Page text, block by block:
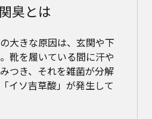
臭とは
大きな原因は、玄関や下
靴を履いている間に汗や
つき、それを雑菌が分解
イソ吉草酸」が発生して